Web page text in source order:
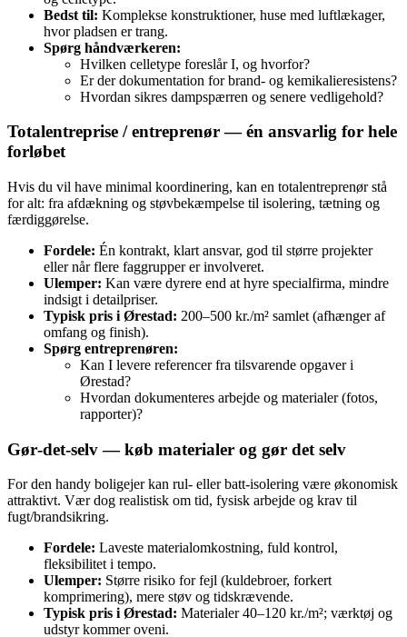
Bedst til: Komplekse konstruktioner, huse med luftlækager,
hvor pladsen er trang.
Spørg håndværkeren:
Hvilken celletype foreslår I, og hvorfor?
Er der dokumentation for brand- og kemikalieresistens?
Hvordan sikres dampspærren og senere vedligehold?
Totalentreprise / entreprenør — én ansvarlig for hele
forløbet
Hvis du vil have minimal koordinering, kan en totalentreprenør stå
for alt: fra afdækning og støvbekæmpelse til isolering, tætning og
færdiggørelse.
Fordele: Én kontrakt, klart ansvar, god til større projekter
eller når flere faggrupper er involveret.
Ulemper: Kan være dyrere end at hyre specialfirma, mindre
indsigt i detailpriser.
Typisk pris i Ørestad: 200–500 kr./m² samlet (afhænger af
omfang og finish).
Spørg entreprenøren:
Kan I levere referencer fra tilsvarende opgaver i
Ørestad?
Hvordan dokumenteres arbejde og materialer (fotos,
rapporter)?
Gør‑det‑selv — køb materialer og gør det selv
For den handy boligejer kan rul- eller batt‑isolering være økonomisk
attraktivt. Vær dog realistisk om tid, fysisk arbejde og krav til
fugt/brandsikring.
Fordele: Laveste materialomkostning, fuld kontrol,
fleksibilitet i tempo.
Ulemper: Større risiko for fejl (kuldebroer, forkert
komprimering), mere støv og tidskrævende.
Typisk pris i Ørestad: Materialer 40–120 kr./m²; værktøj og
udstyr kommer oveni.